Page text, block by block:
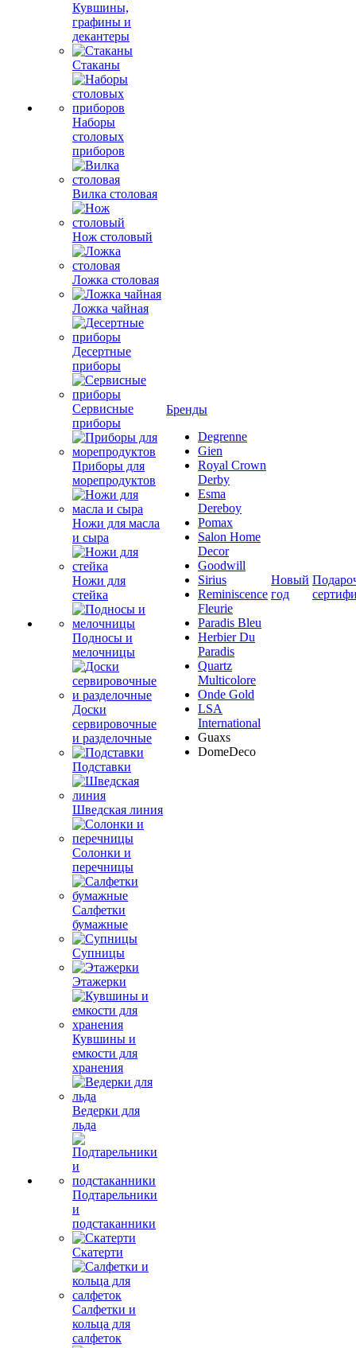
Кувшины,
графины и
декантеры
Стаканы
Наборы
столовых
приборов
Вилка столовая
Нож столовый
Ложка столовая
Ложка чайная
Десертные
приборы
Сервисные
приборы
Приборы для
морепродуктов
Ножи для масла
и сыра
Ножи для
стейка
Подносы и
мелочницы
Доски
сервировочные
и разделочные
Подставки
Шведская линия
Солонки и
перечницы
Салфетки
бумажные
Супницы
Этажерки
Кувшины и
емкости для
хранения
Ведерки для
льда
Подтарельники
и
подстаканники
Скатерти
Салфетки и
кольца для
салфеток
Бренды
Degrenne
Gien
Royal Crown
Derby
Esma
Dereboy
Pomax
Salon Home
Decor
Goodwill
Sirius
Reminiscence
Fleurie
Paradis Bleu
Herbier Du
Paradis
Quartz
Multicolore
Onde Gold
LSA
International
Guaxs
DomeDeco
Новый
год